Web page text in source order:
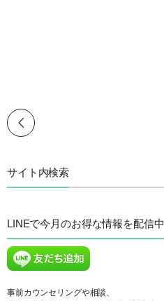
サイト内検索
LINEで今月のお得な情報を配信中
事前カウンセリングや相談、